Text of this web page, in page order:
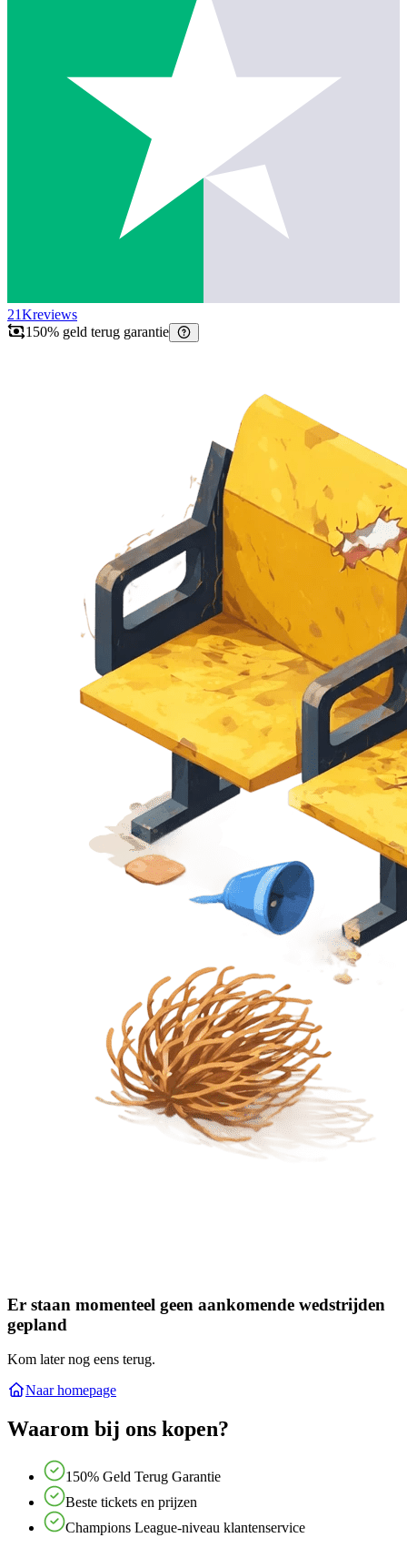
21Kreviews
150% geld terug garantie
Er staan momenteel geen aankomende wedstrijden
gepland
Kom later nog eens terug.
Naar homepage
Waarom bij ons kopen?
150% Geld Terug Garantie
Beste tickets en prijzen
Champions League-niveau klantenservice